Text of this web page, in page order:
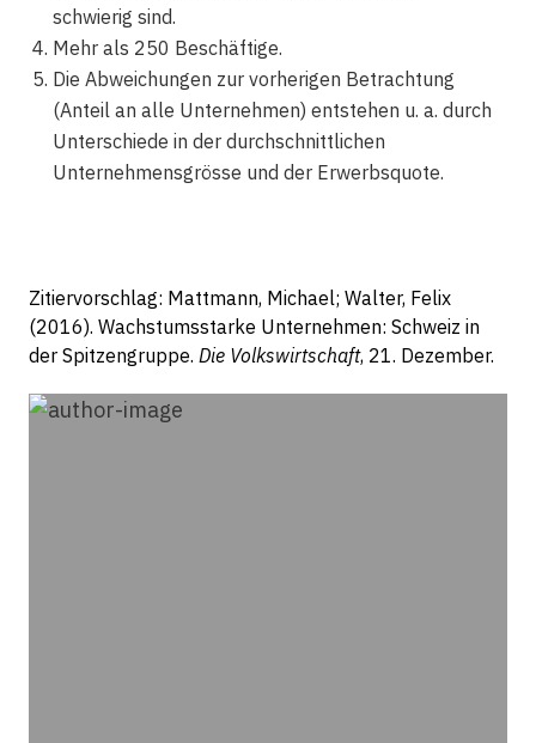
schwierig sind.
Mehr als 250 Beschäftige.
Die Abweichungen zur vorherigen Betrachtung
(Anteil an alle Unternehmen) entstehen u. a. durch
Unterschiede in der durchschnittlichen
Unternehmensgrösse und der Erwerbsquote.
Zitiervorschlag: Mattmann, Michael; Walter, Felix
(2016). Wachstumsstarke Unternehmen: Schweiz in
der Spitzengruppe. Die Volkswirtschaft, 21. Dezember.